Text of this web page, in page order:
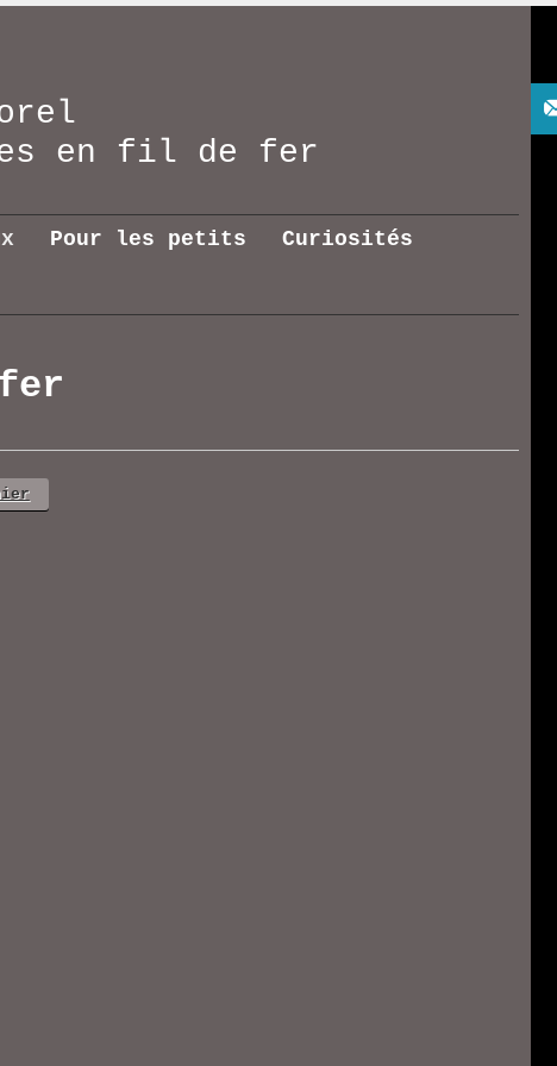
en fil de fer
Pour les petits Curiosités